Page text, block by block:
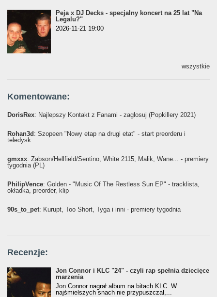
Peja x DJ Decks - specjalny koncert na 25 lat "Na
Legalu?"
2026-11-21 19:00
wszystkie
Komentowane:
DorisRex: Najlepszy Kontakt z Fanami - zagłosuj (Popkillery 2021)
Rohan3d : Szopeen "Nowy etap na drugi etat" - start preorderu i
teledysk
gmxxx: Żabson/Hellfield/Sentino, White 2115, Malik, Wane... - premiery
tygodnia (PL)
PhilipVence: Golden - "Music Of The Restless Sun EP" - tracklista,
okładka, preorder, klip
90s_to_pet: Kurupt, Too Short, Tyga i inni - premiery tygodnia
Recenzje:
Jon Connor i KLC "24" - czyli rap spełnia dziecięce
marzenia
Jon Connor nagrał album na bitach KLC. W
najśmielszych snach nie przypuszczał,...